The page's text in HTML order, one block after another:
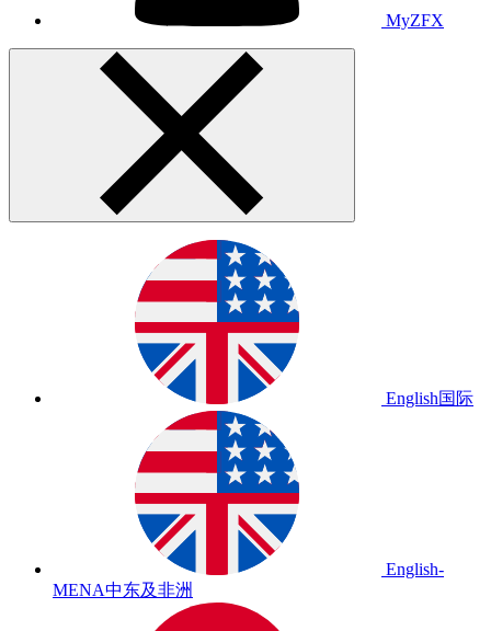
MyZFX
English国际
English-
MENA中东及非洲